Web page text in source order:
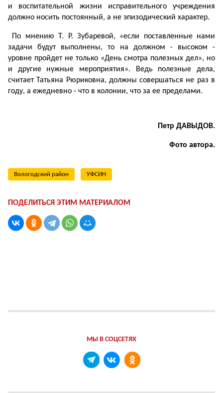
и воспитательной жизни исправительного учреждения
должно носить постоянный, а не эпизодический характер.
По мнению Т. Р. Зубаревой, «если поставленные нами
задачи будут выполнены, то на должном - высоком -
уровне пройдет не только «День смотра полезных дел», но
и другие нужные мероприятия». Ведь полезные дела,
считает Татьяна Рюриковна, должны совершаться не раз в
году, а ежедневно - что в колонии, что за ее пределами.
Петр ДАВЫДОВ.
Фото автора.
Вологодский район УФСИН
ПОДЕЛИТЬСЯ ЭТИМ МАТЕРИАЛОМ
МЫ В СОЦСЕТЯХ